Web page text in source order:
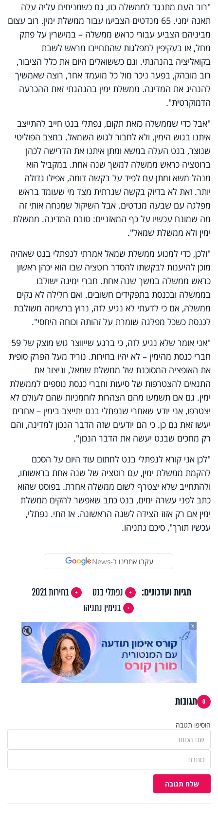
"רוב העם מתנגד לממשלה כזו, גם כשמניחים עליה עלה
תאנה ימני. 65 מנדטים הצביעו עבור ממשלת ימין. רוב עצום
מביניהם הצביע עבורי כראש ממשלה – במישרין על פתק
מחל, או בעקיפין למפלגות שהתחייבו מראש לשבת
בקואליציה בהנהגתי. וגם כששואלים היום את כלל הציבור,
רוב מובהק, בפער ניכר מול כל מועמד אחר, רוצה שאמשיך
להנהיג את המדינה. ממשלת ימין בהנהגתי זאת ההכרעה
הדמוקרטית".
"אבל כדי שממשלה כזאת תקום, נפתלי בנט חייב להתייצב
איתנו בגוש הימין, ולא לחבור לגוש השמאל. במצב הפוליטי
שנוצר, בנט העלה במשא ומתן איתנו את הדרישה לכהן
ברוטציה כראש ממשלה למשך שנה אחת. במקביל הוא
מנהל משא ומתן עם לפיד על בקשה דומה, אפילו גדולה
יותר. זאת לא בדיוק בקשה שגרתית מצד מי שעומד בראש
מפלגה עם שבעה מנדטים. אבל השיקול שמנחה אותי זה
מה שמונח עכשיו על כף המאזניים: טובת המדינה. ממשלת
ימין ולא ממשלת שמאל".
"ולכן, כדי למנוע ממשלת שמאל אמרתי לנפתלי בנט שאהיה
מוכן להיענות לבקשתו להסדר רוטציה שבו הוא יכהן ראשון
כראש ממשלה במשך שנה אחת. חברי ימינה ישולבו
בממשלה ובכנסת בתפקידים חשובים. ואם חלילה לא נקים
ממשלה, אם כי לדעתי לא נגיע לזה, נרוץ ברשימה משולבת
לכנסת כשכל מפלגה שומרת על זהותה וכוחה היחסי".
"אני אומר שלא נגיע לזה, כי ברגע שייווצר גוש מוצק של 59
חברי כנסת מהימין – לא יהיו בחירות. נוריד מעל הפרק סופית
את האופציה המסוכנת של ממשלת שמאל, וניצור את
התנאים להצטרפות של סיעות וחברי כנסת נוספים לממשלת
ימין. גם אם תשמעו מהם הצהרות לוחמניות שהם לעולם לא
יצטרפו, אני יודע שאחרי שנפתלי בנט יתייצב בימין – אחרים
יעשו זאת גם כן. כי הם יודעים שזה הדבר הנכון למדינה, והם
רק מחכים שבנט יעשה את הדבר הנכון".
"לכן אני קורא לנפתלי בנט לחתום עוד היום על הסכם
להקמת ממשלת ימין, עם רוטציה של שנה אחת בראשותו,
ולהתחייב שלא יצטרף לשום ממשלה אחרת. בפוסט שהוא
כתב לפני עשרה ימים, בנט כתב שאפשר להקים ממשלת
ימין אם רק אזוז הצידה לשנה הראשונה. אז זזתי. נפתלי,
עכשיו תורך", סיכם נתניהו.
עקבו אחרינו ב-News
תגיות ועדכונים: נפתלי בנט
בחירות 2021
בנימין נתניהו
🔇
X
0 תגובות
הוסיפו תגובה
שלח תגובה